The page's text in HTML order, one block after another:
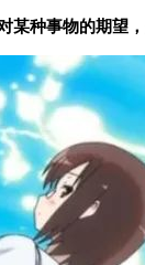
某种事物的期望